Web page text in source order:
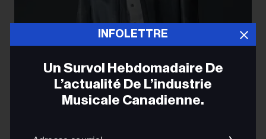
INFOLETTRE
Un Survol Hebdomadaire De
L’actualité De L’industrie
Musicale Canadienne.